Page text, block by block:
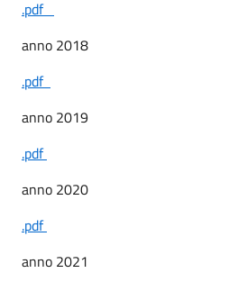
.pdf
anno 2018
.pdf
anno 2019
.pdf
anno 2020
.pdf
anno 2021